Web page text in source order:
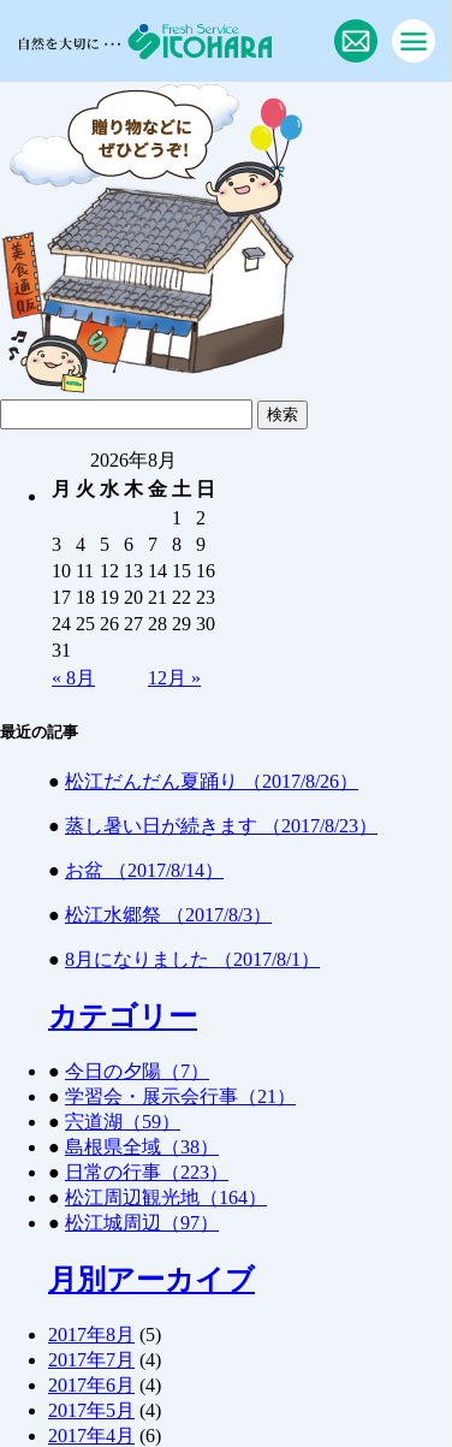
2026年8月
月 火 水 木 金 土 日
« 8月 12月 »
1
2
3
4 5 6 7 8
9
10 11 12 13 14 15 16
17 18 19 20 21 22 23
24 25 26 27 28 29 30
31
最近の記事
● 松江だんだん夏踊り （2017/8/26）
● 蒸し暑い日が続きます （2017/8/23）
● お盆 （2017/8/14）
● 松江水郷祭 （2017/8/3）
● 8月になりました （2017/8/1）
カテゴリー
● 今日の夕陽（7）
● 学習会・展示会行事（21）
● 宍道湖（59）
● 島根県全域（38）
● 日常の行事（223）
● 松江周辺観光地（164）
● 松江城周辺（97）
月別アーカイブ
2017年8月 (5)
2017年7月 (4)
2017年6月 (4)
2017年5月 (4)
2017年4月 (6)